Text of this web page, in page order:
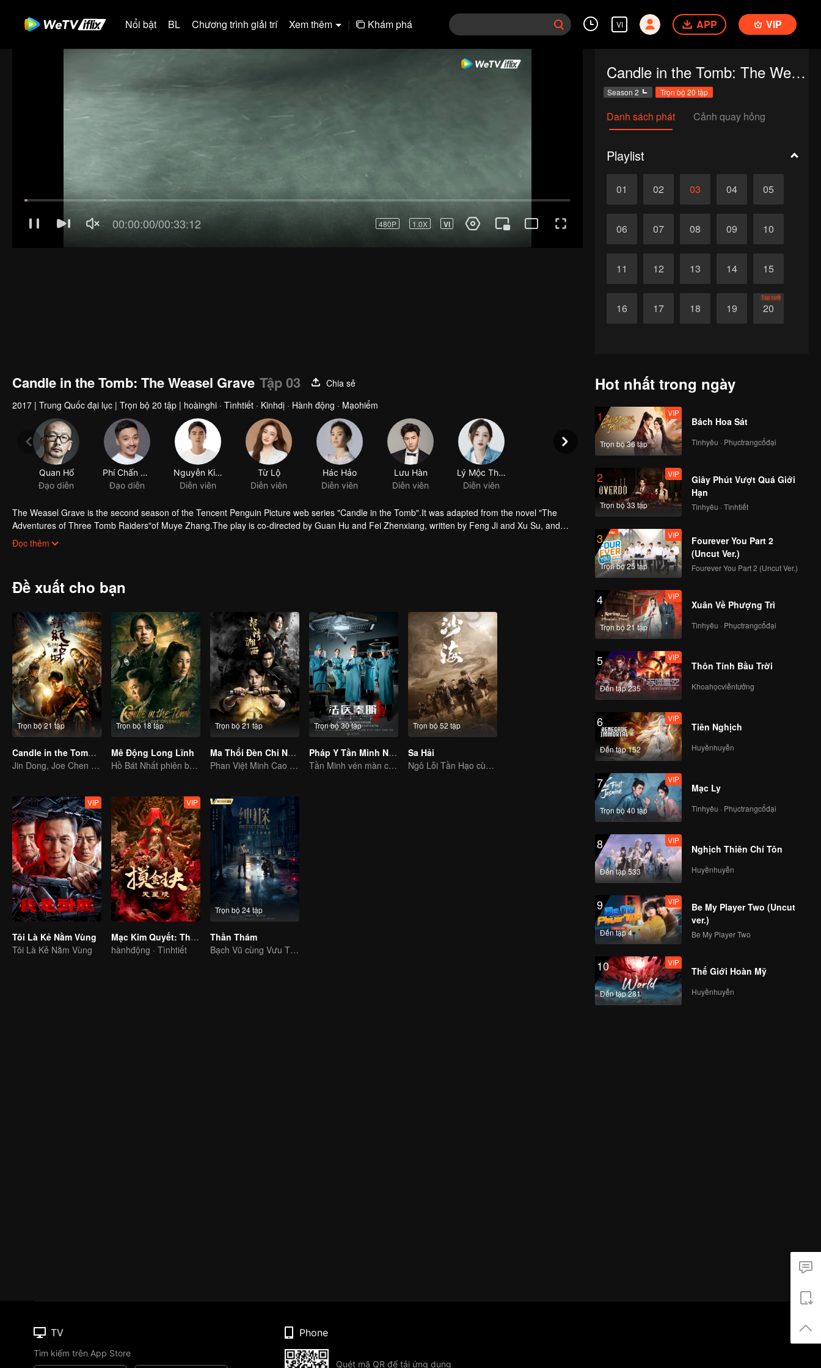
Nổi bật BL Chương trình giải trí Xem thêm | Khám phá VI APP VIP
Candle in the Tomb: The Weasel Grave
Season 2 Trọn bộ 20 tập
Danh sách phát Cảnh quay hỏng
Playlist
01 02 03 04 05
06 07 08 09 10
11 12 13 14 15
16 17 18 19 20
Tập cuối
Candle in the Tomb: The Weasel Grave Tập 03
Chia sẻ
2017 | Trung Quốc đại lục | Trọn bộ 20 tập | hoàinghi · Tìnhtiết · Kinhdị · Hành động · Mạohiểm
Quan Hổ
Đạo diễn
Phí Chấn Tường
Đạo diễn
Nguyễn Kinh Thiên
Diễn viên
Từ Lộ
Diễn viên
Hác Hảo
Diễn viên
Lưu Hàn
Diễn viên
Lý Mộc Thần
Diễn viên
The Weasel Grave is the second season of the Tencent Penguin Picture web series "Candle in the Tomb".It was adapted from the novel "The
Adventures of Three Tomb Raiders"of Muye Zhang.The play is co-directed by Guan Hu and Fei Zhenxiang, written by Feng Ji and Xu Su, and
starred by Ruan Jingtian, Xu Lu, Hao Hao, Liu Chao and Li Yujie. It tells the story of Hu Bayi and Fa Xiaowang adventure in their ealier age, they
met Hua Mei, Ding Sitian,Yan Zi and other girls, because of their curiosity, they accidentally entered the weasel grave where been called “Death
Đọc thêm
Đề xuất cho bạn
Trọn bộ 21 tập
Candle in the Tomb: the Ancient City of Jingjue
Jin Dong, Joe Chen unlock an adventure in the tomb
Trọn bộ 18 tập
Mê Động Long Lĩnh
Hồ Bát Nhất phiên bản Phan Việt Minh
Trọn bộ 21 tập
Ma Thổi Đèn Chi Nộ Tinh Tương Tây
Phan Việt Minh Cao Vỹ Quang phá giải huyền qua nguy hiểm
Trọn bộ 30 tập
Pháp Y Tần Minh Người Sống Sót
Tần Minh vén màn chân tướng vụ án thay cho người đã khuất
Trọn bộ 52 tập
Sa Hải
Ngô Lỗi Tần Hạo cùng bắt đầu cuộc hành trình mạo hiểm
VIP
Tôi Là Kẻ Nằm Vùng
Tôi Là Kẻ Nằm Vùng
VIP
Mạc Kim Quyết: Thiên Tinh Lăng
hànhđộng · Tìnhtiết
Trọn bộ 24 tập
Thần Thám
Bạch Vũ cùng Vưu Tĩnh Như phá giải kì án Dân Quốc
Hot nhất trong ngày
1
Trọn bộ 36 tập
VIP
Bách Hoa Sát
Tìnhyêu · Phụctrangcổđại
2
Trọn bộ 33 tập
VIP
Giây Phút Vượt Quá Giới
Hạn
Tìnhyêu · Tìnhtiết
3
Trọn bộ 25 tập
VIP
Fourever You Part 2
(Uncut Ver.)
Fourever You Part 2 (Uncut Ver.)
4
Trọn bộ 21 tập
VIP
Xuân Về Phượng Trì
Tìnhyêu · Phụctrangcổđại
5
Đến tập 235
VIP
Thôn Tính Bầu Trời
Khoahọcviễntưởng
6
Đến tập 152
VIP
Tiên Nghịch
Huyềnhuyễn
7
Trọn bộ 40 tập
VIP
Mạc Ly
Tìnhyêu · Phụctrangcổđại
8
Đến tập 533
VIP
Nghịch Thiên Chí Tôn
Huyềnhuyễn
9
Đến tập 4
VIP
Be My Player Two (Uncut
ver.)
Be My Player Two
10
Đến tập 281
VIP
Thế Giới Hoàn Mỹ
Huyềnhuyễn
TV
Tìm kiếm trên App Store
Phone
Quét mã QR để tải ứng dụng